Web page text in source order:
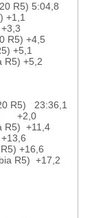
R5) 5:04,8
+1,1
R5) +4,5
+5,1
R5) +5,2
R5) 23:36,1
+2,0
R5) +11,4
+16,6
R5) +17,2